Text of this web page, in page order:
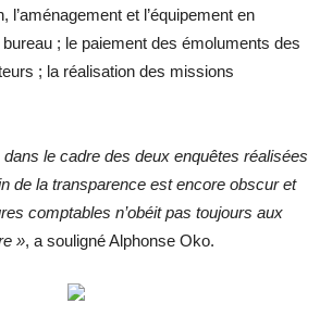
l’aménagement et l’équipement en
; le paiement des émoluments des
; la réalisation des missions
le cadre des deux enquêtes réalisées
de la transparence est encore obscur et
comptables n’obéit pas toujours aux
», a souligné Alphonse Oko.